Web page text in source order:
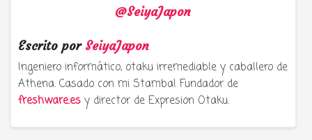
@SeiyaJapon
Escrito por SeiyaJapon
Ingeniero informático, otaku irremediable y caballero de
Athena. Casado con mi Stamba! Fundador de
freshware.es y director de Expresion Otaku.